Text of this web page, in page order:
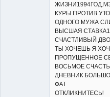
КУРЫ ПРОТИВ
ОДНОГО МУЖА
ВЫСШАЯ
СЧАСТЛИВЫЙ
ТЫ ХОЧЕШЬ Я
ПРОПУЩЕННОЕ
ВОСЬМОЕ
ДНЕВНИК
ФАТ
ОТКЛИКНИТЕСЬ!